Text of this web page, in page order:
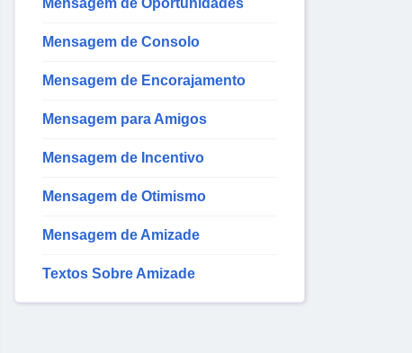
Mensagem de Oportunidades
Mensagem de Consolo
Mensagem de Encorajamento
Mensagem para Amigos
Mensagem de Incentivo
Mensagem de Otimismo
Mensagem de Amizade
Textos Sobre Amizade